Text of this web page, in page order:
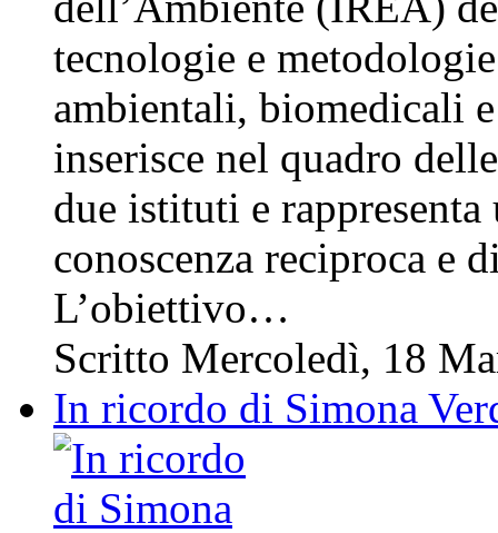
tecnologie e
ambientali, biomedicali
inserisce nel quadro
due istituti e
conoscenza reciproca e
L’obiettivo…
Scritto Mercoledì, 18
In ricordo di Simona